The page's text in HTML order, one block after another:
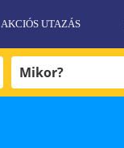
AKCIÓS UTAZÁS